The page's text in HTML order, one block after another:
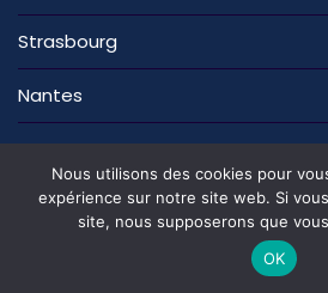
Strasbourg
Nantes
La rédaction Nous contacter
Politique de
Nous utilisons des cookies pour
expérience sur notre site web. Si
site, nous supposerons que
OK